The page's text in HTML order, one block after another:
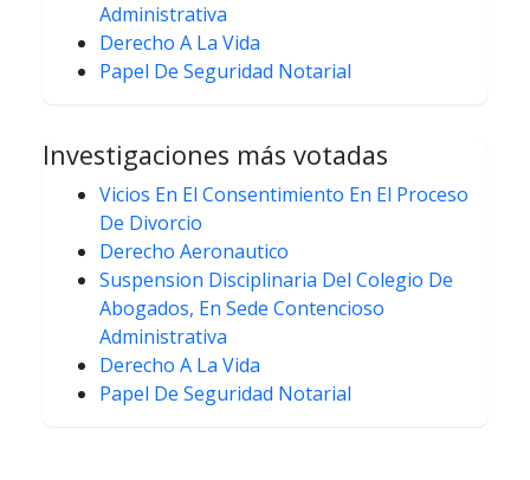
Administrativa
Derecho A La Vida
Papel De Seguridad Notarial
Investigaciones más votadas
Vicios En El Consentimiento En El Proceso
De Divorcio
Derecho Aeronautico
Suspension Disciplinaria Del Colegio De
Abogados, En Sede Contencioso
Administrativa
Derecho A La Vida
Papel De Seguridad Notarial